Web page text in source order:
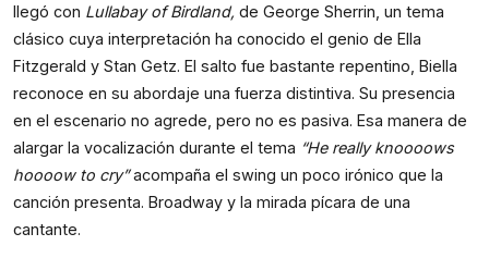
llegó con Lullabay of Birdland, de George Sherrin, un tema
clásico cuya interpretación ha conocido el genio de Ella
Fitzgerald y Stan Getz. El salto fue bastante repentino, Biella
reconoce en su abordaje una fuerza distintiva. Su presencia
en el escenario no agrede, pero no es pasiva. Esa manera de
alargar la vocalización durante el tema “He really knoooows
hoooow to cry”acompaña el swing un poco irónico que la
canción presenta. Broadway y la mirada pícara de una
cantante.